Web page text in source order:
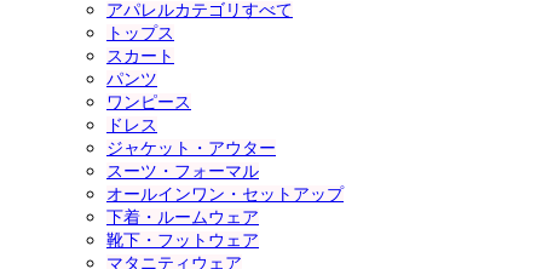
アパレルカテゴリすべて
トップス
スカート
パンツ
ワンピース
ドレス
ジャケット・アウター
スーツ・フォーマル
オールインワン・セットアップ
下着・ルームウェア
靴下・フットウェア
マタニティウェア